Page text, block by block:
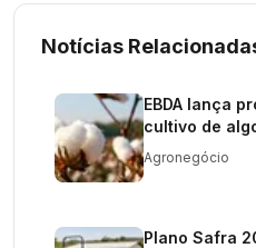
Notícias
EBDA lança
cultivo de
Agronegócio
Plano Safra